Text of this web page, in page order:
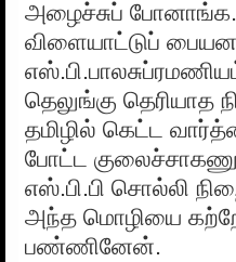
அழைச்சுப் போனாங்க.
விளையாட்டுப்
தெலுங்கு தெரியாத
தமிழில் கெட்ட
போட்ட
எஸ்.பி.பி சொல்லி
அந்த மொழியை
பண்ணினேன்.